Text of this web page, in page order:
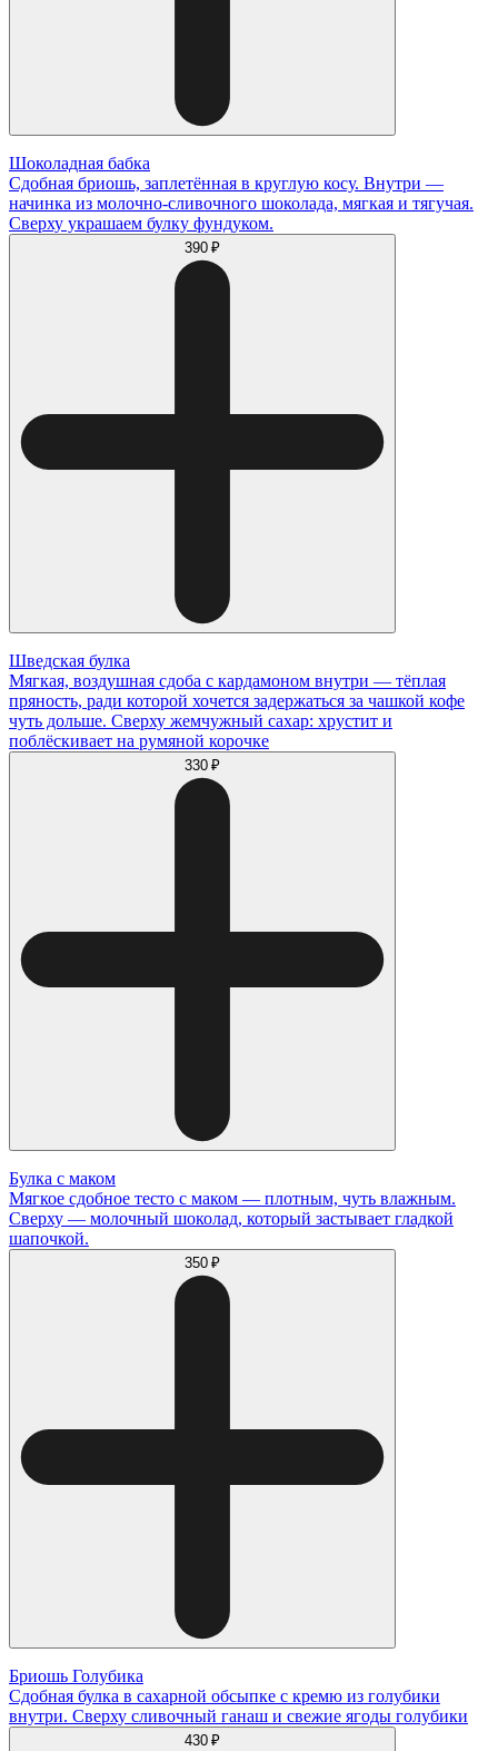
Шоколадная бабка
Сдобная бриошь, заплетённая в круглую косу. Внутри —
начинка из молочно-сливочного шоколада, мягкая и тягучая.
Сверху украшаем булку фундуком.
390 ₽
Шведская булка
Мягкая, воздушная сдоба с кардамоном внутри — тёплая
пряность, ради которой хочется задержаться за чашкой кофе
чуть дольше. Сверху жемчужный сахар: хрустит и
поблёскивает на румяной корочке
330 ₽
Булка с маком
Мягкое сдобное тесто с маком — плотным, чуть влажным.
Сверху — молочный шоколад, который застывает гладкой
шапочкой.
350 ₽
Бриошь Голубика
Сдобная булка в сахарной обсыпке с кремю из голубики
внутри. Сверху сливочный ганаш и свежие ягоды голубики
430 ₽